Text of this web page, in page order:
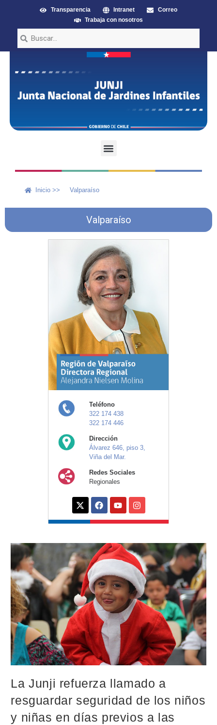
Transparencia Intranet
Correo
Trabaja con nosotros
Inicio >> Valparaíso
Valparaíso
Teléfono
322 174 438
322 174 446
Dirección
Álvarez 646, piso 3,
Viña del Mar.
Redes Sociales
Regionales
La Junji refuerza llamado a
resguardar seguridad de los niños
y niñas en días previos a las